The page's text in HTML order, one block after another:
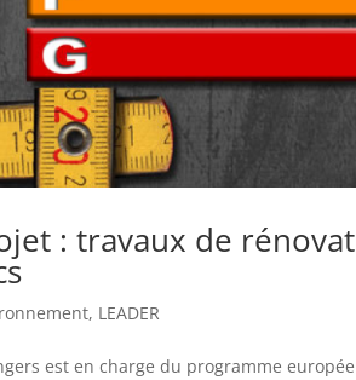
: travaux de
, LEADER
est en charge du programme